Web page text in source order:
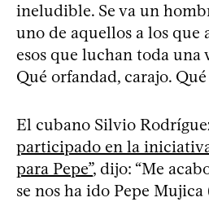
ineludible. Se va un
uno de aquellos a los que
esos que luchan toda una
Qué orfandad, carajo.
El cubano Silvio
participado en la
para Pepe”, dijo: “Me
se nos ha ido Pepe